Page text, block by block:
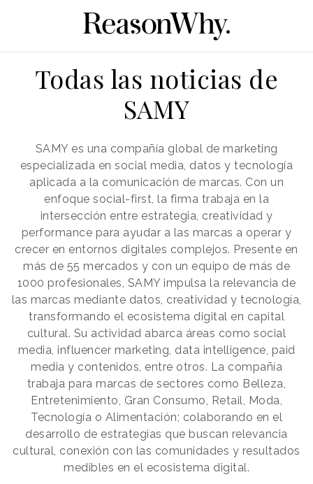
Todas las noticias de
SAMY
SAMY es una compañía global de marketing
especializada en social media, datos y tecnología
aplicada a la comunicación de marcas. Con un
enfoque social-first, la firma trabaja en la
intersección entre estrategia, creatividad y
performance para ayudar a las marcas a operar y
crecer en entornos digitales complejos. Presente en
más de 55 mercados y con un equipo de más de
1000 profesionales, SAMY impulsa la relevancia de
las marcas mediante datos, creatividad y tecnología,
transformando el ecosistema digital en capital
cultural. Su actividad abarca áreas como social
media, influencer marketing, data intelligence, paid
media y contenidos, entre otros. La compañía
trabaja para marcas de sectores como Belleza,
Entretenimiento, Gran Consumo, Retail, Moda,
Tecnología o Alimentación; colaborando en el
desarrollo de estrategias que buscan relevancia
cultural, conexión con las comunidades y resultados
medibles en el ecosistema digital.